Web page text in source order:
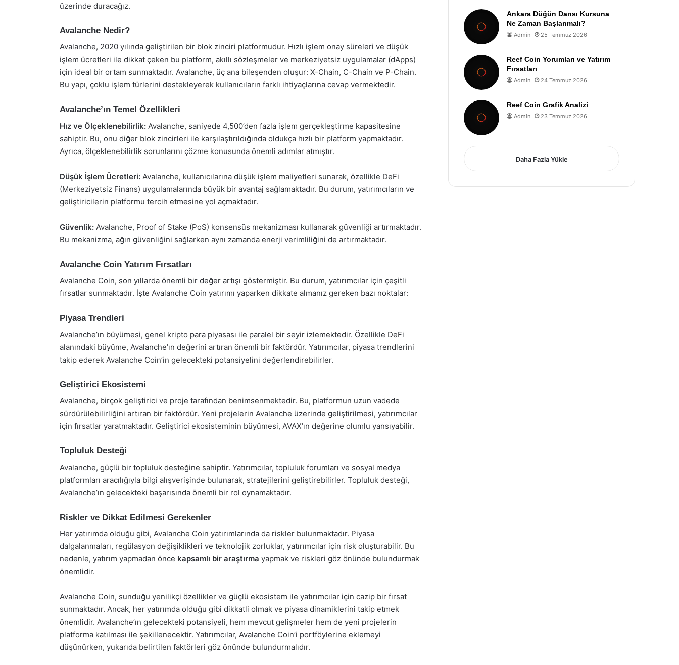
üzerinde duracağız.
Avalanche Nedir?
Avalanche, 2020 yılında geliştirilen bir blok zinciri platformudur. Hızlı işlem onay süreleri ve düşük
işlem ücretleri ile dikkat çeken bu platform, akıllı sözleşmeler ve merkeziyetsiz uygulamalar (dApps)
için ideal bir ortam sunmaktadır. Avalanche, üç ana bileşenden oluşur: X-Chain, C-Chain ve P-Chain.
Bu yapı, çoklu işlem türlerini destekleyerek kullanıcıların farklı ihtiyaçlarına cevap vermektedir.
Avalanche’ın Temel Özellikleri
Hız ve Ölçeklenebilirlik: Avalanche, saniyede 4,500’den fazla işlem gerçekleştirme kapasitesine
sahiptir. Bu, onu diğer blok zincirleri ile karşılaştırıldığında oldukça hızlı bir platform yapmaktadır.
Ayrıca, ölçeklenebilirlik sorunlarını çözme konusunda önemli adımlar atmıştır.
Düşük İşlem Ücretleri: Avalanche, kullanıcılarına düşük işlem maliyetleri sunarak, özellikle DeFi
(Merkeziyetsiz Finans) uygulamalarında büyük bir avantaj sağlamaktadır. Bu durum, yatırımcıların ve
geliştiricilerin platformu tercih etmesine yol açmaktadır.
Güvenlik: Avalanche, Proof of Stake (PoS) konsensüs mekanizması kullanarak güvenliği artırmaktadır.
Bu mekanizma, ağın güvenliğini sağlarken aynı zamanda enerji verimliliğini de artırmaktadır.
Avalanche Coin Yatırım Fırsatları
Avalanche Coin, son yıllarda önemli bir değer artışı göstermiştir. Bu durum, yatırımcılar için çeşitli
fırsatlar sunmaktadır. İşte Avalanche Coin yatırımı yaparken dikkate almanız gereken bazı noktalar:
Piyasa Trendleri
Avalanche’ın büyümesi, genel kripto para piyasası ile paralel bir seyir izlemektedir. Özellikle DeFi
alanındaki büyüme, Avalanche’ın değerini artıran önemli bir faktördür. Yatırımcılar, piyasa trendlerini
takip ederek Avalanche Coin’in gelecekteki potansiyelini değerlendirebilirler.
Geliştirici Ekosistemi
Avalanche, birçok geliştirici ve proje tarafından benimsenmektedir. Bu, platformun uzun vadede
sürdürülebilirliğini artıran bir faktördür. Yeni projelerin Avalanche üzerinde geliştirilmesi, yatırımcılar
için fırsatlar yaratmaktadır. Geliştirici ekosisteminin büyümesi, AVAX’ın değerine olumlu yansıyabilir.
Topluluk Desteği
Avalanche, güçlü bir topluluk desteğine sahiptir. Yatırımcılar, topluluk forumları ve sosyal medya
platformları aracılığıyla bilgi alışverişinde bulunarak, stratejilerini geliştirebilirler. Topluluk desteği,
Avalanche’ın gelecekteki başarısında önemli bir rol oynamaktadır.
Riskler ve Dikkat Edilmesi Gerekenler
Her yatırımda olduğu gibi, Avalanche Coin yatırımlarında da riskler bulunmaktadır. Piyasa
dalgalanmaları, regülasyon değişiklikleri ve teknolojik zorluklar, yatırımcılar için risk oluşturabilir. Bu
nedenle, yatırım yapmadan önce kapsamlı bir araştırma yapmak ve riskleri göz önünde bulundurmak
önemlidir.
Avalanche Coin, sunduğu yenilikçi özellikler ve güçlü ekosistem ile yatırımcılar için cazip bir fırsat
sunmaktadır. Ancak, her yatırımda olduğu gibi dikkatli olmak ve piyasa dinamiklerini takip etmek
önemlidir. Avalanche’ın gelecekteki potansiyeli, hem mevcut gelişmeler hem de yeni projelerin
platforma katılması ile şekillenecektir. Yatırımcılar, Avalanche Coin’i portföylerine eklemeyi
düşünürken, yukarıda belirtilen faktörleri göz önünde bulundurmalıdır.
Ankara Düğün Dansı Kursuna
Ne Zaman Başlanmalı?
Admin 25 Temmuz 2026
Reef Coin Yorumları ve Yatırım
Fırsatları
Admin 24 Temmuz 2026
Reef Coin Grafik Analizi
Admin 23 Temmuz 2026
Daha Fazla Yükle